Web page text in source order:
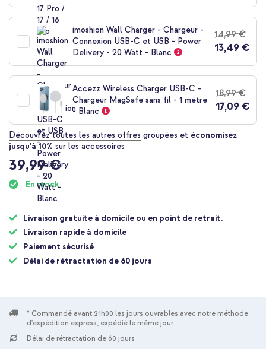
imoshion Wall Charger - Chargeur -
Connexion USB-C et USB - Power
Delivery - 20 Watt - Blanc
14,99 €
13,49 €
Accezz Wireless Charger USB-C -
Chargeur MagSafe sans fil - 1 mètre
- Blanc
18,99 €
17,09 €
Découvrez toutes les autres offres groupées et économisez
jusqu'à 10% sur les accessoires
39,99 €
En stock
Livraison gratuite à domicile ou en point de retrait.
Livraison rapide à domicile
Paiement sécurisé
Délai de rétractation de 60 jours
10 % de réduction
58,98 €
Livraison gratuite 57,08 €
Livraison
gratuite
Spigen Coque Ultra Hybrid MagSafe Apple iPhone 17 Pro -
Frost Black + Powerbank Vivid 5 000 mAh - MagSafe et Qi -
Desert Gold / Leopard
Acheter
Livraison
gratuite
* Commandé avant 21h00 les jours ouvrables avec notre méthode
d'expédition express, expédié le même jour.
Délai de rétractation de 60 jours